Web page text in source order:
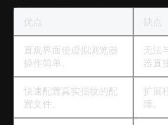
优点 缺点
直观界面使虚拟浏览器
操作简单。
无法
器直
快速配置真实指纹的配
置文件。
扩展
障。